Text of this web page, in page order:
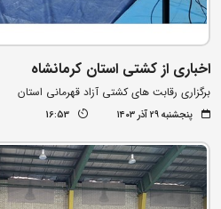
اخباری از کشتی استان کرمانشاه
برگزاری رقابت های کشتی آزاد قهرمانی استان
پنجشنبه ۲۹ آذر ۱۴۰۳ 16:53